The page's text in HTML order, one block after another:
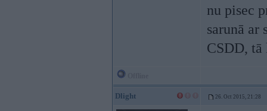
nu pisec
sarunā ar
CSDD,
Dlight 26. Oct 2015, 21:28